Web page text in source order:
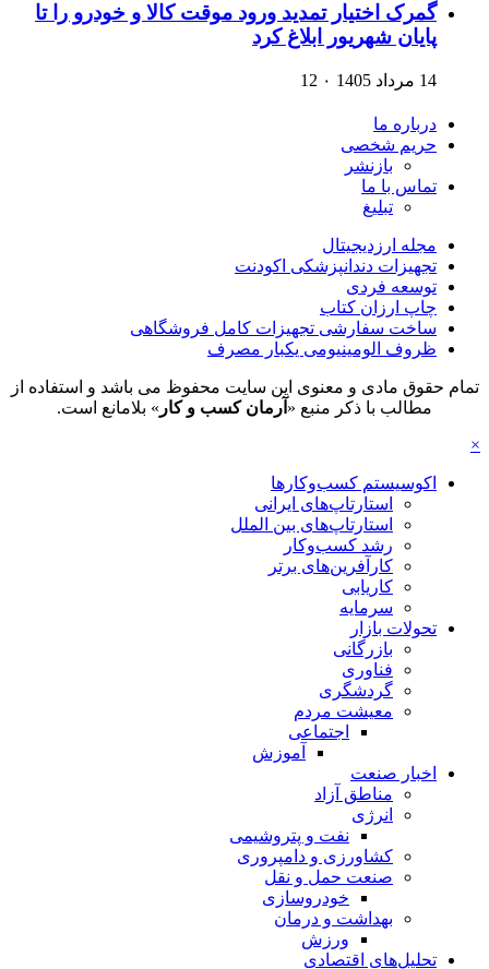
گمرک اختیار تمدید ورود موقت کالا و خودرو را تا
پایان شهریور ابلاغ کرد
14 مرداد 1405 ۰ 12
درباره ما
حریم شخصی
بازنشر
تماس با ما
تبلیغ
مجله ارزدیجیتال
تجهیزات دندانپزشکی اکودنت
توسعه فردی
چاپ ارزان کتاب
ساخت سفارشی تجهیزات کامل فروشگاهی
ظروف الومینیومی یکبار مصرف
تمام حقوق مادی و معنوی این سایت محفوظ می باشد و استفاده از
مطالب با ذکر منبع « آرمان کسب و کار » بلامانع است.
×
اکوسیستم کسب‌وکارها
استارتاپ‌های ایرانی
استارتاپ‌های بین الملل
رشد کسب‌وکار
کارآفرین‌های برتر
کاریابی
سرمایه
تحولات بازار
بازرگانی
فناوری
گردشگری
معیشت مردم
اجتماعی
آموزش
اخبار صنعت
مناطق آزاد
انرژی
نفت و پتروشیمی
کشاورزی و دامپروری
صنعت حمل و نقل
خودروسازی
بهداشت و درمان
ورزش
تحلیل‌های اقتصادی